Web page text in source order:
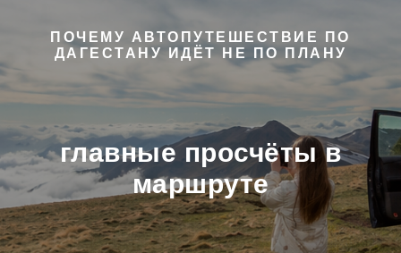
ПОЧЕМУ АВТОПУТЕШЕСТВИЕ ПО
ДАГЕСТАНУ ИДЁТ НЕ ПО ПЛАНУ
главные просчёты в
маршруте